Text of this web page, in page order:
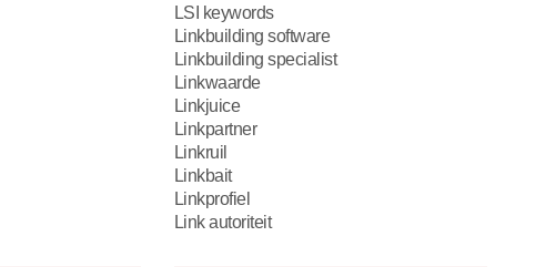
LSI keywords
Linkbuilding software
Linkbuilding specialist
Linkwaarde
Linkjuice
Linkpartner
Linkruil
Linkbait
Linkprofiel
Link autoriteit